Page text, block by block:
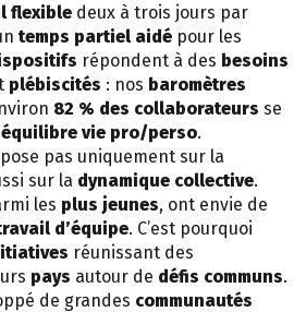
flexible deux à trois jours par
temps partiel aidé pour les
répondent à des besoins
plébiscités : nos baromètres
82 % des collaborateurs se
équilibre vie pro/perso.
pas uniquement sur la
sur la dynamique collective.
les plus jeunes, ont envie de
d’équipe. C’est pourquoi
réunissant des
pays autour de défis communs.
de grandes communautés